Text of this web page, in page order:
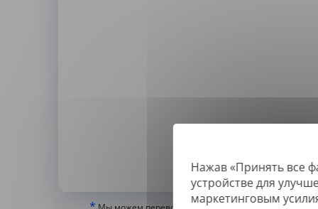
Нажав «Принять все
устройстве для
маркетинговым